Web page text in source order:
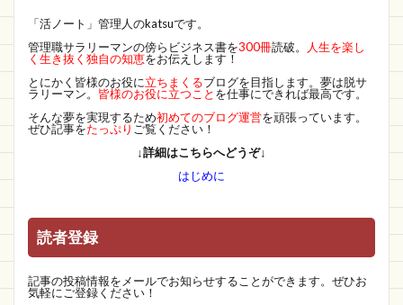
「活ノート」管理人のkatsuです。
管理職サラリーマンの傍らビジネス書を300冊読破。
人生を楽し
く生き抜く独自の知恵をお伝えします！
とにかく皆様のお役に立ちまくるブログを目指します。夢は脱サ
ラリーマン。 皆様のお役に立つこと を仕事にできれば最高です。
そんな夢を実現するため初めてのブログ運営を頑張っています。
ぜひ記事をたっぷり ご覧ください！
↓詳細はこちらへどうぞ↓
はじめに
読者登録
記事の投稿情報をメールでお知らせすることができます。ぜひお
気軽にご登録ください！